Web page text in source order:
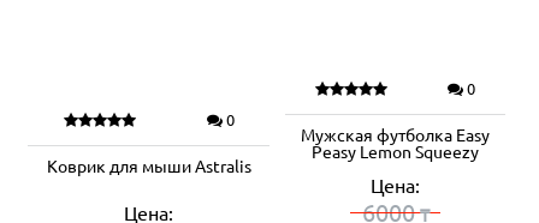
0
Коврик для мыши Astralis
Цена:
0
Мужская футболка Easy
Peasy Lemon Squeezy
Цена:
6000₸